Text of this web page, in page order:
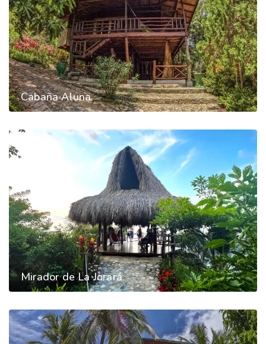
Cabaña Aluna
Mirador de La Jorará